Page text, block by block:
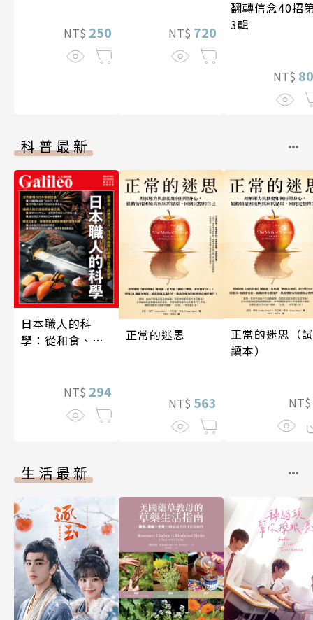
NT$ 250
NT$ 720
翻轉信念40招
3輯
NT$
科普最新
日本職人的科
學：從和食、清
技藝的祕密 人人
伽利略45
NT$ 294
正常的迷思
NT$ 563
正常的迷思（試
讀本）
NT$
生活最新